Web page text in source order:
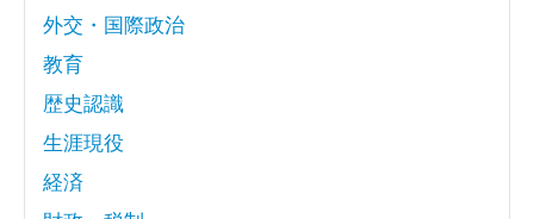
外交・国際政治
教育
歴史認識
生涯現役
経済